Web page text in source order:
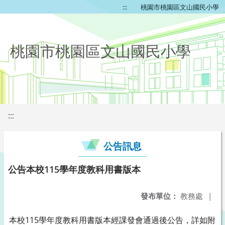
::: 桃園市桃園區文山國民小學
桃園市桃園區文山國民小學
:::
公告訊息
公告本校115學年度教科用書版本
發布單位： 教務處 |
本校115學年度教科用書版本經課發會通過後公告，詳如附